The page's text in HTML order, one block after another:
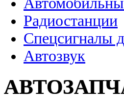
Радиостанции
Спецсигналы
Автозвук